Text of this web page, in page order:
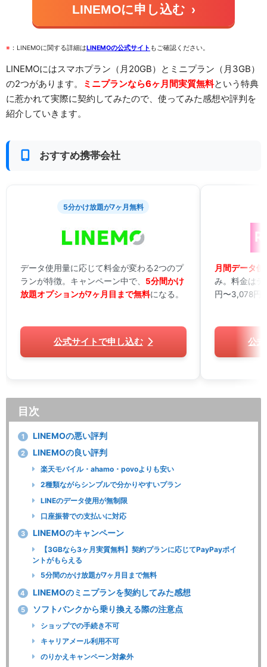
LINEMOに申し込む ›
※ ：LINEMOに関する詳細はLINEMOの公式サイト もご確認ください。
LINEMOにはスマホプラン（月20GB）とミニプラン（月3GB）
の2つがあります。
ミニプランなら6ヶ月間実質無料という特典
に惹かれて実際に契約してみたので、使ってみた感想や評判を
紹介していきます。
おすすめ携帯会社
5分かけ放題が7ヶ月無料
データ使用量に応じて料金が変わる2つのプ
ランが特徴。キャンペーン中で、 5分間かけ
放題オプションが7ヶ月目まで無料になる。
公式サイトで申し込む
月間データ
み。料金はデ
円〜3,078円
公
目次
1 LINEMOの悪い評判
2 LINEMOの良い評判
楽天モバイル・ahamo・povoよりも安い
2種類ながらシンプルで分かりやすいプラン
LINEのデータ使用が無制限
口座振替での支払いに対応
3 LINEMOのキャンペーン
【3GBなら3ヶ月実質無料】契約プランに応じてPayPayポイ
ントがもらえる
5分間のかけ放題が7ヶ月目まで無料
4 LINEMOのミニプランを契約してみた感想
5 ソフトバンクから乗り換える際の注意点
ショップでの手続き不可
キャリアメール利用不可
のりかえキャンペーン対象外